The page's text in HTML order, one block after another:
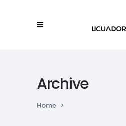
Archive
Home >